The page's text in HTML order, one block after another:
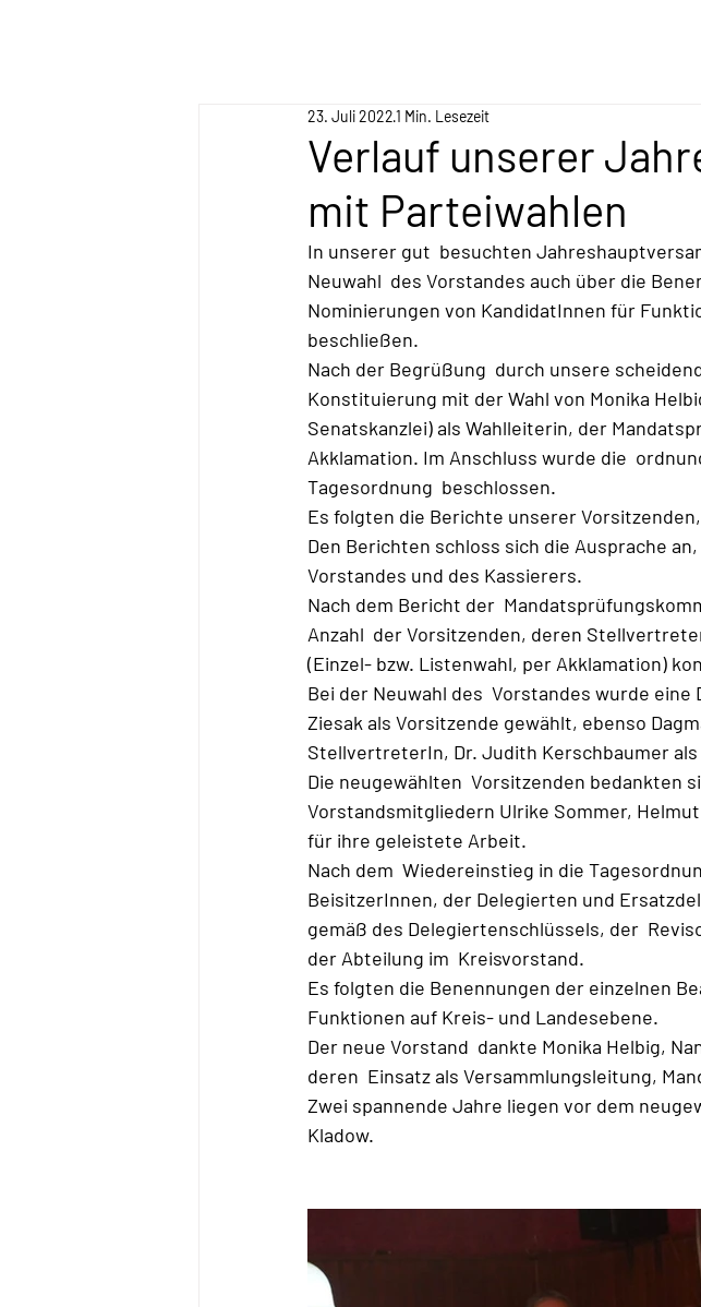
Verlauf unserer
mit Parteiwahlen
23. Juli 20221 Min. Lesezeit
In unserer gut  besuchten
Neuwahl  des Vorstandes auch über die
Nominierungen von KandidatInnen für
beschließen.
Nach der Begrüßung  durch unsere
Konstituierung mit der Wahl von Monika
Senatskanzlei) als Wahlleiterin, der
Akklamation. Im Anschluss wurde die
Tagesordnung  beschlossen.
Es folgten die Berichte unserer
Den Berichten schloss sich die Ausprache
Vorstandes und des Kassierers.
Nach dem Bericht der
Anzahl  der Vorsitzenden, deren
(Einzel- bzw. Listenwahl, per Akklamation)
Bei der Neuwahl des  Vorstandes wurde
Ziesak als Vorsitzende gewählt, ebenso
StellvertreterIn, Dr. Judith Kerschbaumer
Die neugewählten  Vorsitzenden bedankten
Vorstandsmitgliedern Ulrike Sommer,
für ihre geleistete Arbeit.
Nach dem  Wiedereinstieg in die
BeisitzerInnen, der Delegierten und
gemäß des Delegiertenschlüssels, der
der Abteilung im  Kreisvorstand.
Es folgten die Benennungen der einzelnen
Funktionen auf Kreis- und Landesebene.
Der neue Vorstand  dankte Monika Helbig,
deren  Einsatz als Versammlungsleitung,
Zwei spannende Jahre liegen vor dem
Kladow.